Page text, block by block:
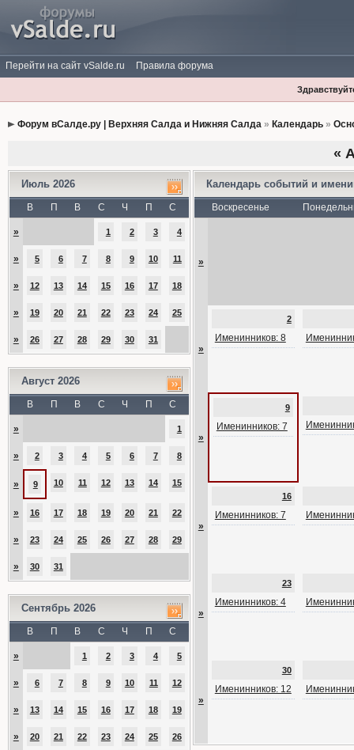
Перейти на сайт vSalde.ru Правила форума
Форум вСалде.ру | Верхняя Салда и Нижняя Салда» Календарь»
«
Июль 2026
В П В С Ч П С
» 1 2 3 4
» 5 6 7 8 9 10 11
» 12 13 14 15 16 17 18
» 19 20 21 22 23 24 25
» 26 27 28 29 30 31
Август 2026
В П В С Ч П С
» 1
» 2 3 4 5 6 7 8
» 9 10 11 12 13 14 15
» 16 17 18 19 20 21 22
» 23 24 25 26 27 28 29
» 30 31
Сентябрь 2026
В П В С Ч П С
» 1 2 3 4 5
» 6 7 8 9 10 11 12
» 13 14 15 16 17 18 19
» 20 21 22 23 24 25 26
Календарь событий и
Воскресенье
»
»
2
Именинников: 8
»
9
Именинников: 7
»
16
Именинников: 7
»
23
Именинников: 4
»
30
Именинников: 12